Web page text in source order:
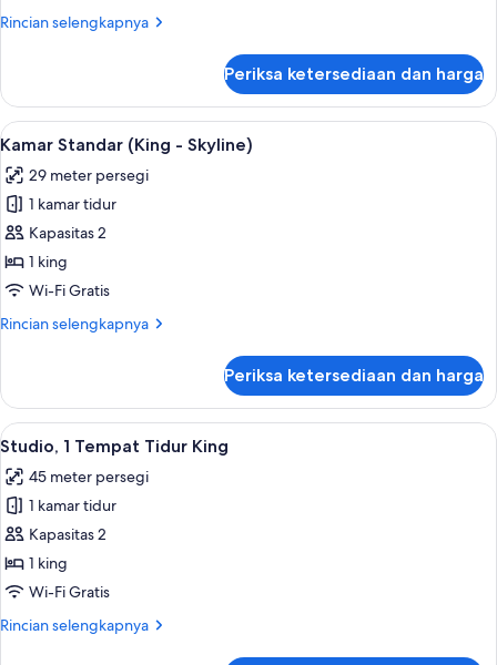
City)
Rincian selengkapnya
Rincian
Kamar
Standar
(King
City)
Periksa ketersediaan dan harga
Lihat
semua
foto
untuk
Kamar
Standar
(King
Skyline)
1 kamar tidur, seprai katun Mesir,
5
Kamar Standar (King - Skyline)
29 meter persegi
1 kamar tidur
Kapasitas 2
1 king
Wi-Fi Gratis
Rincian selengkapnya
Rincian
Kamar
Standar
(King
Skyline)
Periksa ketersediaan dan harga
Lihat
semua
foto
untuk
Studio,
1
Tempat
King
10
Studio, 1 Tempat Tidur King
45 meter persegi
1 kamar tidur
Kapasitas 2
1 king
Wi-Fi Gratis
Rincian selengkapnya
Rincian